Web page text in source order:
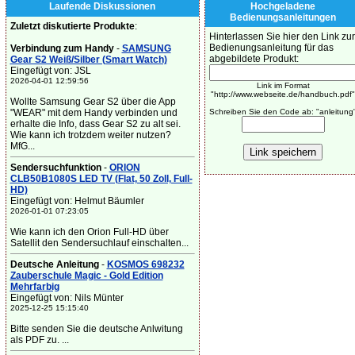
Laufende Diskussionen
Zuletzt diskutierte Produkte:
Verbindung zum Handy- SAMSUNG
Gear S2 Weiß/Silber (Smart Watch)
Eingefügt von: JSL
2026-04-01 12:59:56
Wollte Samsung Gear S2 über die App
"WEAR" mit dem Handy verbinden und
erhalte die Info, dass Gear S2 zu alt sei.
Wie kann ich trotzdem weiter nutzen?
MfG...
Sendersuchfunktion- ORION
CLB50B1080S LED TV (Flat, 50 Zoll, Full-
HD)
Eingefügt von: Helmut Bäumler
2026-01-01 07:23:05
Wie kann ich den Orion Full-HD über
Satellit den Sendersuchlauf einschalten...
Deutsche Anleitung- KOSMOS 698232
Zauberschule Magic - Gold Edition
Mehrfarbig
Eingefügt von: Nils Münter
2025-12-25 15:15:40
Bitte senden Sie die deutsche Anlwitung
als PDF zu. ...
Hochgeladene
Bedienungsanleitungen
Hinterlassen Sie hier den Link zur
Bedienungsanleitung für das
abgebildete Produkt:
Link im Format
"http://www.webseite.de/handbuch.pdf"
Schreiben Sie den Code ab: